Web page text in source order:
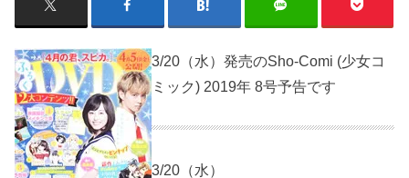
3/20（水）発売のSho-Comi (少女コ
ミック) 2019年 8号予告です
3/20（水）